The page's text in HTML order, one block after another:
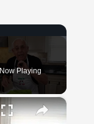
Now Playing
×